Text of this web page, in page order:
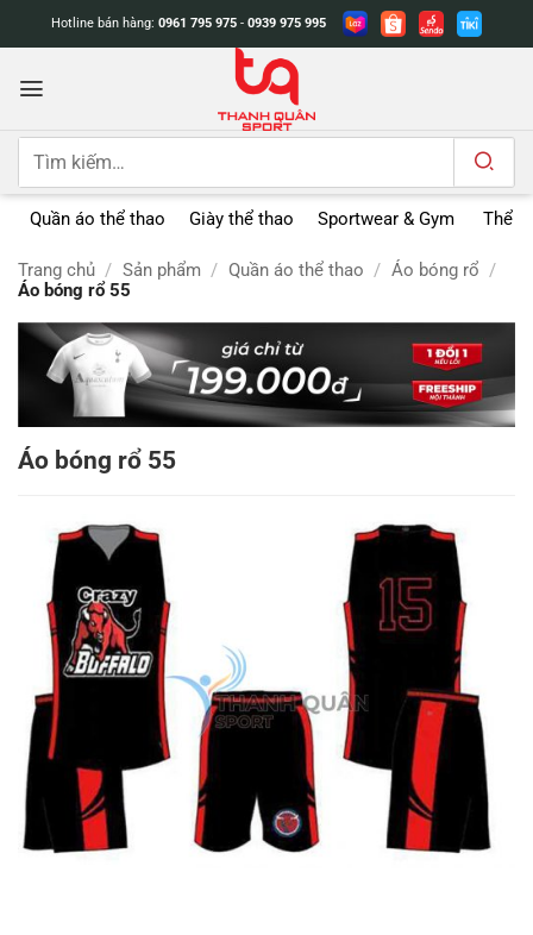
dung
Hotline bán hàng: 0961 795 975 - 0939 975 995
Tìm
Quần áo thể thao Giày thể thao Sportwear & Gym Thể
Trang chủ / Sản phẩm / Quần áo thể thao / Áo bóng rổ /
Áo bóng rổ 55
Áo bóng rổ 55